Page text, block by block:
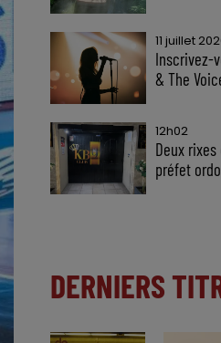
11 juillet
Inscrivez-
& The
12h02
Deux
préfet
DERNIERS